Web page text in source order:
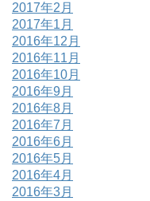
2017年2月
2017年1月
2016年12月
2016年11月
2016年10月
2016年9月
2016年8月
2016年7月
2016年6月
2016年5月
2016年4月
2016年3月